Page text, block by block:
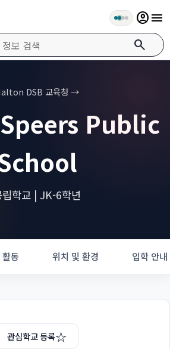
search
account_circlemenu
DSB 교육청 →
Public
립학교 | JK-6학년
동 위치 및 환경 입학 안내
관심학교 등록☆